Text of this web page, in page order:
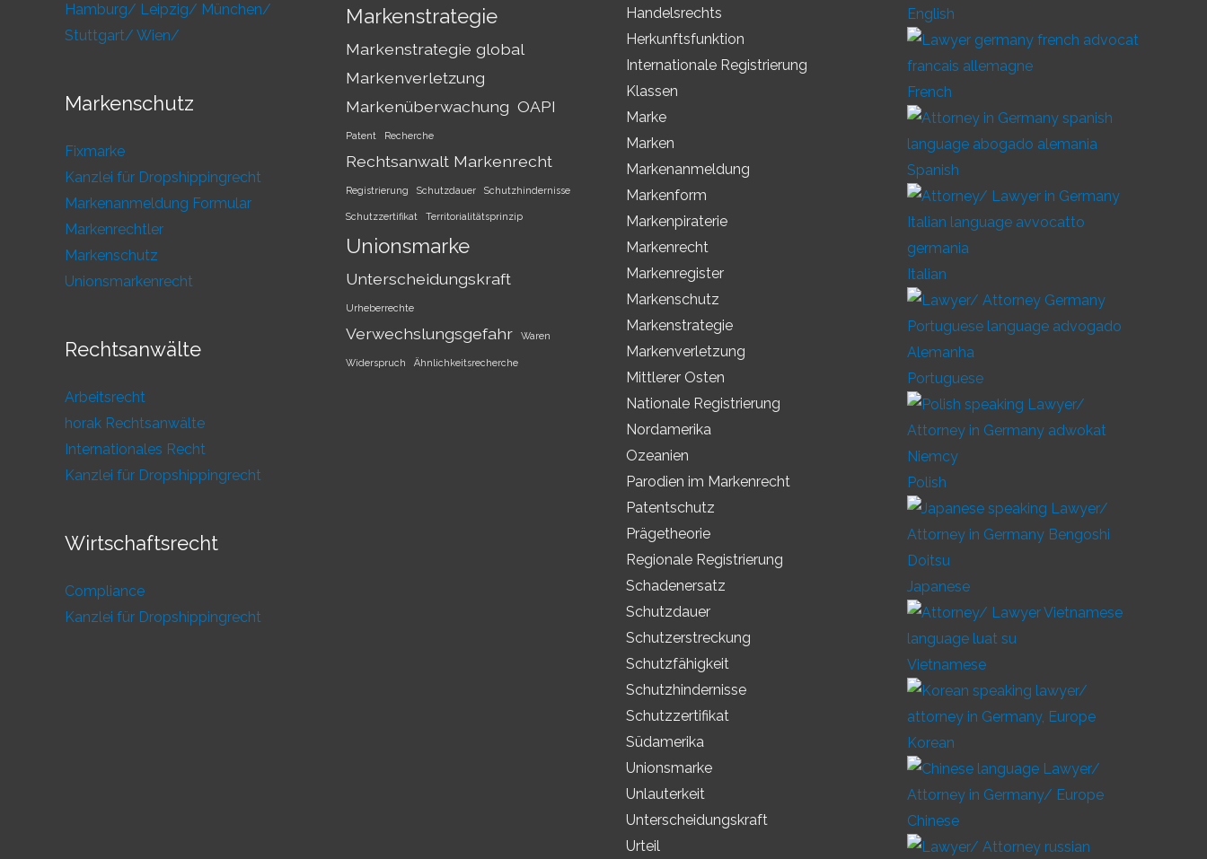
Hamburg/ Leipzig/ München/
Stuttgart/ Wien/
Markenschutz
Fixmarke
Kanzlei für Dropshippingrecht
Markenanmeldung Formular
Markenrechtler
Markenschutz
Unionsmarkenrecht
Rechtsanwälte
Arbeitsrecht
horak Rechtsanwälte
Internationales Recht
Kanzlei für Dropshippingrecht
Wirtschaftsrecht
Compliance
Kanzlei für Dropshippingrecht
Markenstrategie
Markenstrategie global
Markenverletzung
Markenüberwachung OAPI
Patent Recherche
Rechtsanwalt Markenrecht
Registrierung Schutzdauer Schutzhindernisse
Schutzzertifikat Territorialitätsprinzip
Unionsmarke
Unterscheidungskraft
Urheberrechte
Verwechslungsgefahr Waren
Widerspruch Ähnlichkeitsrecherche
Handelsrechts
Herkunftsfunktion
Internationale Registrierung
Klassen
Marke
Marken
Markenanmeldung
Markenform
Markenpiraterie
Markenrecht
Markenregister
Markenschutz
Markenstrategie
Markenverletzung
Mittlerer Osten
Nationale Registrierung
Nordamerika
Ozeanien
Parodien im Markenrecht
Patentschutz
Prägetheorie
Regionale Registrierung
Schadenersatz
Schutzdauer
Schutzerstreckung
Schutzfähigkeit
Schutzhindernisse
Schutzzertifikat
Südamerika
Unionsmarke
Unlauterkeit
Unterscheidungskraft
Urteil
English
French
Spanish
Italian
Portuguese
Polish
Japanese
Vietnamese
Korean
Chinese